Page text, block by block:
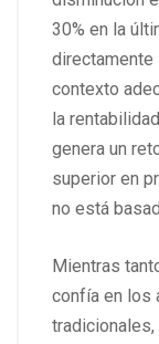
30% en la
directamente
contexto
la
genera un
superior en
no está
Mientras
confía en los